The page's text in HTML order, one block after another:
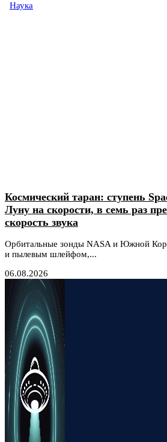
Наука
Космический таран: ступень
Луну на скорости, в семь раз
скорость звука
Орбитальные зонды NASA и Южной
и пылевым шлейфом,...
06.08.2026